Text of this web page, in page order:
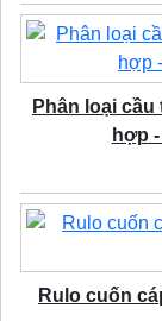
Phân loại
hợp
Rulo cuốn